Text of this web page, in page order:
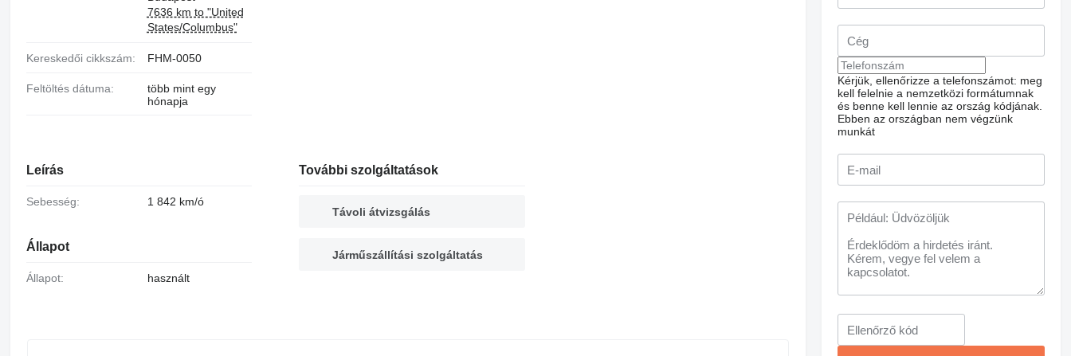
7636 km to "United
States/Columbus"
Kereskedői cikkszám: FHM-0050
Feltöltés dátuma:
több mint egy
hónapja
Leírás
Sebesség: 1 842 km/ó
Állapot
Állapot: használt
További szolgáltatások
Távoli átvizsgálás
Járműszállítási szolgáltatás
Kérjük, ellenőrizze a telefonszámot: meg
kell felelnie a nemzetközi formátumnak
és benne kell lennie az ország kódjának.
Ebben az országban nem végzünk
munkát